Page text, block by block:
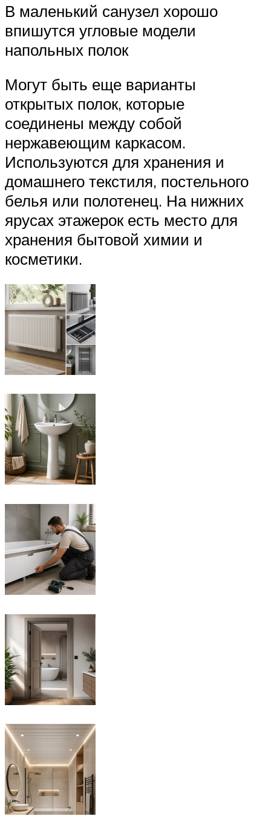
В маленький санузел хорошо
впишутся угловые модели
напольных полок
Могут быть еще варианты
открытых полок, которые
соединены между собой
нержавеющим каркасом.
Используются для хранения и
домашнего текстиля, постельного
белья или полотенец. На нижних
ярусах этажерок есть место для
хранения бытовой химии и
косметики.